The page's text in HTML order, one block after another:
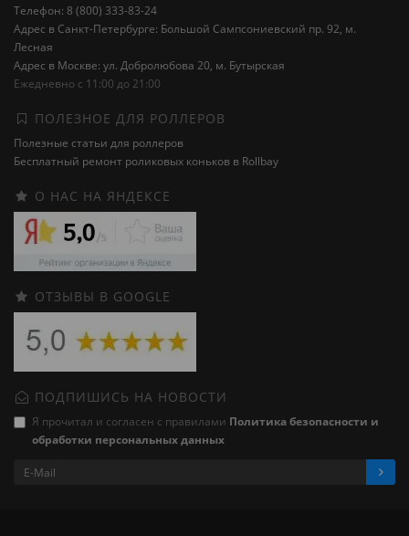
Телефон: 8 (800) 333-83-24
Адрес в Санкт-Петербурге: Большой Сампсониевский пр. 92, м.
Лесная
Адрес в Москве: ул. Добролюбова 20, м. Бутырская
Ежедневно с 11:00 до 21:00
ПОЛЕЗНОЕ ДЛЯ РОЛЛЕРОВ
Полезные статьи для роллеров
Бесплатный ремонт роликовых коньков в Rollbay
О НАС НА ЯНДЕКСЕ
ОТЗЫВЫ В GOOGLE
ПОДПИШИСЬ НА НОВОСТИ
Я прочитал и согласен с правилами Политика безопасности и
обработки персональных данных